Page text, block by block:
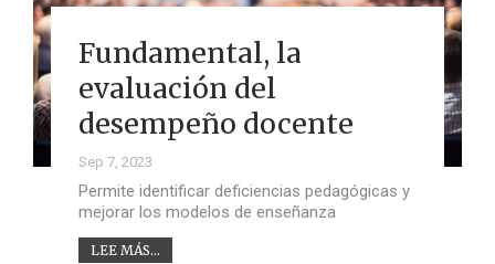
Fundamental, la
evaluación del
desempeño docente
Sep 7, 2023
Permite identificar deficiencias pedagógicas y
mejorar los modelos de enseñanza
LEE MÁS...